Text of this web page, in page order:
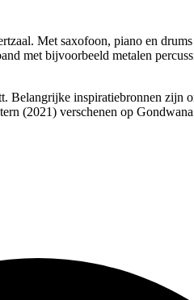
Met saxofoon, piano en
met bijvoorbeeld metalen
inspiratiebronnen zijn
(2021) verschenen op